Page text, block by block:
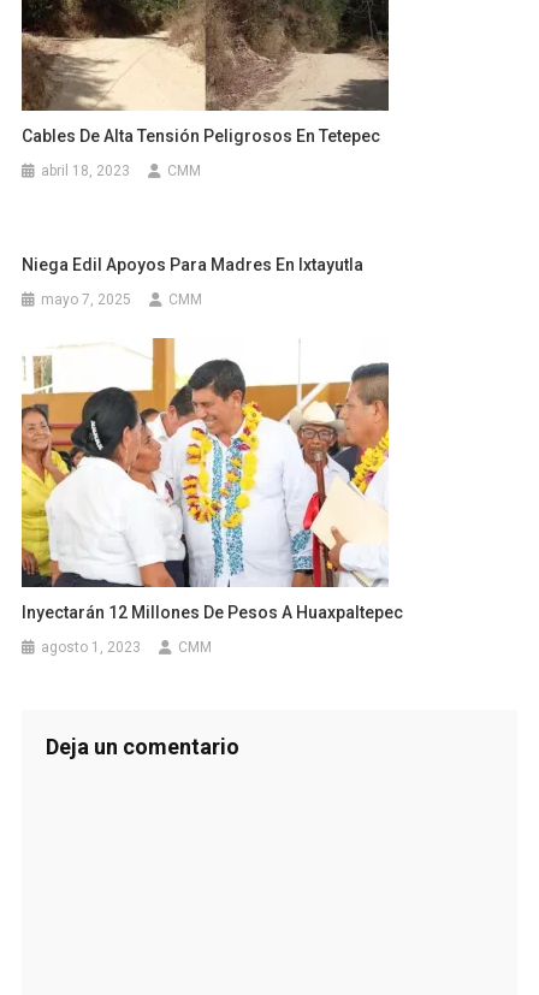
Cables De Alta Tensión Peligrosos En Tetepec
abril 18, 2023 CMM
Niega Edil Apoyos Para Madres En Ixtayutla
mayo 7, 2025 CMM
Inyectarán 12 Millones De Pesos A Huaxpaltepec
agosto 1, 2023 CMM
Deja un comentario